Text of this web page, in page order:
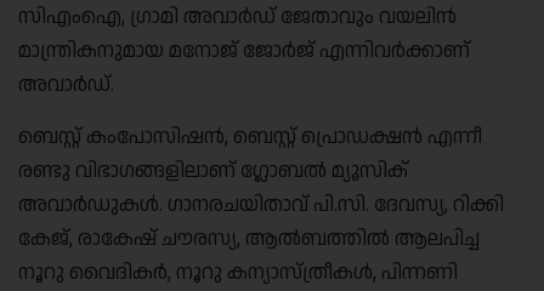
സിഎംഐ, ഗ്രാമി അവാര്‍ഡ് ജേതാവും വയലിന്‍
മാന്ത്രികനുമായ മനോജ് ജോര്‍ജ് എന്നിവര്‍ക്കാണ്
അവാര്‍ഡ്.
ബെസ്റ്റ് കംപോസിഷന്‍, ബെസ്റ്റ് പ്രൊഡക്ഷന്‍ എന്നീ
രണ്ടു വിഭാഗങ്ങളിലാണ് ഗ്ലോബല്‍ മ്യൂസിക്
അവാര്‍ഡുകള്‍. ഗാനരചയിതാവ് പി.സി. ദേവസ്യ, റിക്കി
കേജ്, രാകേഷ് ചൗരസ്യ, ആല്‍ബത്തില്‍ ആലപിച്ച
നൂറു വൈദികര്‍, നൂറു കന്യാസ്ത്രീകള്‍, പിന്നണി